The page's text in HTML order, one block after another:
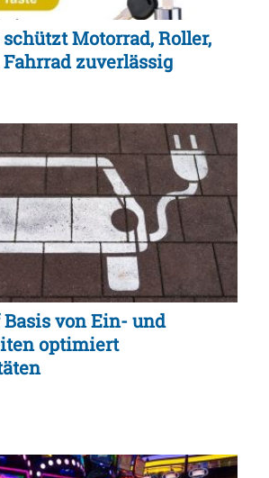
schützt Motorrad, Roller,
zuverlässig
von Ein- und
optimiert